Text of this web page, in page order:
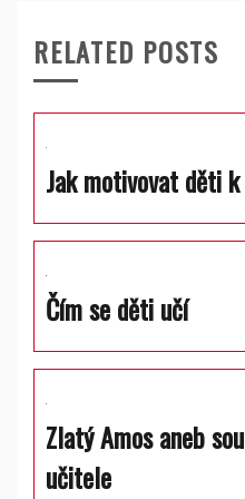
RELATED POSTS
Jak motivovat děti
Čím se děti učí
Zlatý Amos aneb
učitele